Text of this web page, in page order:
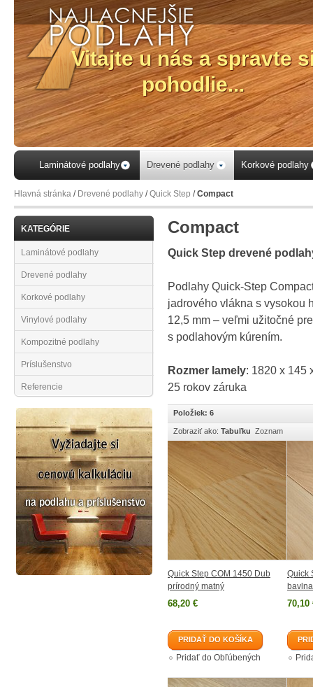
Laminátové podlahy Drevené podlahy Korkové podlahy
Hlavná stránka / Drevené podlahy /Quick Step /Compact
KATEGÓRIE
Laminátové podlahy
Drevené podlahy
Korkové podlahy
Vinylové podlahy
Kompozitné podlahy
Príslušenstvo
Referencie
Compact
Quick Step drevené
Podlahy Quick-Step
jadrového vlákna s vysokou
12,5 mm – veľmi užitočné
s podlahovým kúrením.
Rozmer lamely: 1820 x 145
25 rokov záruka
Položiek: 6
Zobraziť ako: Tabuľku Zoznam
Quick Step COM 1450 Dub
prírodný matný
68,20 €
PRIDAŤ DO KOŠÍKA
Pridať do Obľúbených
Quick
70,10